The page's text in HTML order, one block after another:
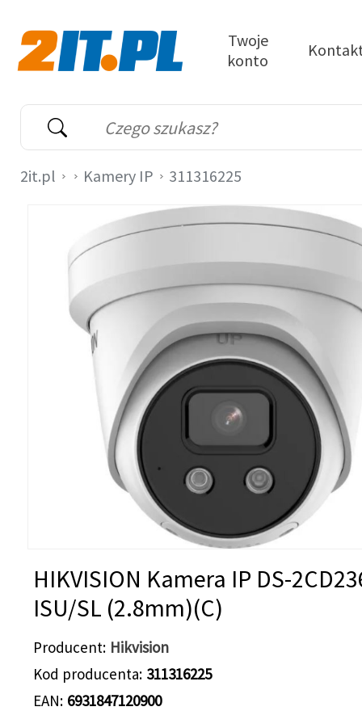
Wyszukiwarka
Słowo kluczowe
Twoje
konto
2it.pl Kamery IP 311316225
HIKVISION Kamera IP DS-
ISU/SL (2.8mm)(C)
Producent Hikvision
Kod producenta 311316225
EAN 6931847120900